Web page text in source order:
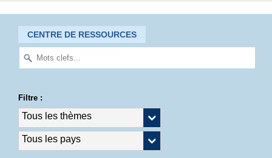
CENTRE DE RESSOURCES
Filtre :